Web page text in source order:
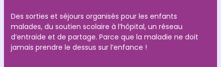
Des sorties et séjours organisés pour les enfants
malades, du soutien scolaire à l’hôpital, un réseau
d’entraide et de partage. Parce que la maladie ne doit
jamais prendre le dessus sur l’enfance !